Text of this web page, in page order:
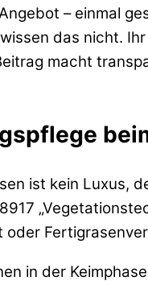
– einmal
das nicht.
macht
ist kein
in der